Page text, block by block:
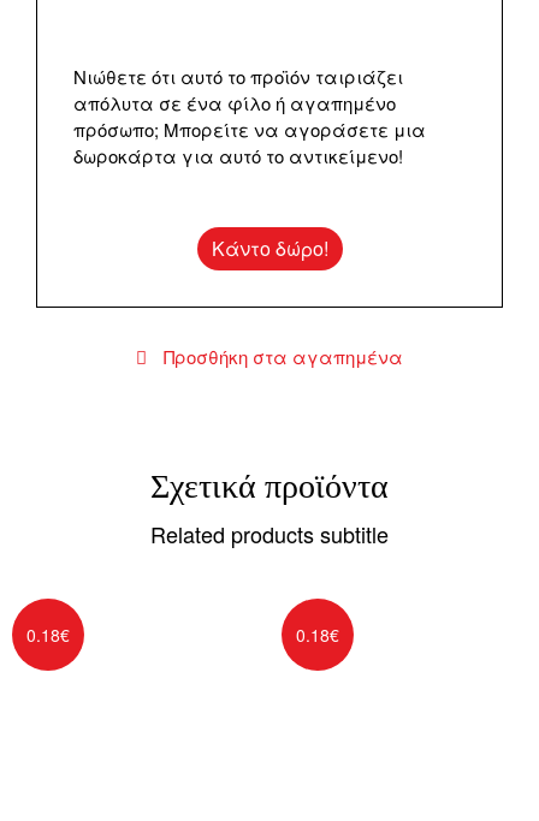
Νιώθετε ότι αυτό το προϊόν ταιριάζει
απόλυτα σε ένα φίλο ή αγαπημένο
πρόσωπο; Μπορείτε να αγοράσετε μια
δωροκάρτα για αυτό το αντικείμενο!
Κάντο δώρο!
Προσθήκη στα αγαπημένα
Σχετικά προϊόντα
Related products subtitle
0.18€ 0.18€